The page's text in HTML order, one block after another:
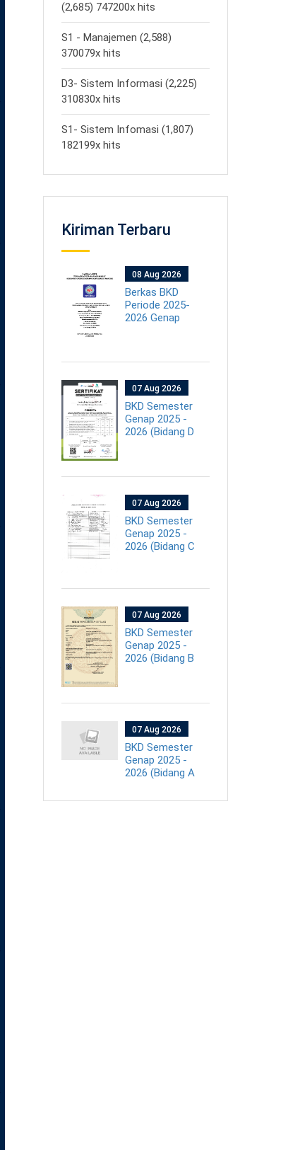
(2,685) 747200x hits
S1 - Manajemen (2,588)
370079x hits
D3- Sistem Informasi (2,225)
310830x hits
S1- Sistem Infomasi (1,807)
182199x hits
Kiriman Terbaru
08 Aug 2026
Berkas BKD
Periode 2025-
2026 Genap
07 Aug 2026
BKD Semester
Genap 2025 -
2026 (Bidang D
07 Aug 2026
BKD Semester
Genap 2025 -
2026 (Bidang C
07 Aug 2026
BKD Semester
Genap 2025 -
2026 (Bidang B
07 Aug 2026
BKD Semester
Genap 2025 -
2026 (Bidang A